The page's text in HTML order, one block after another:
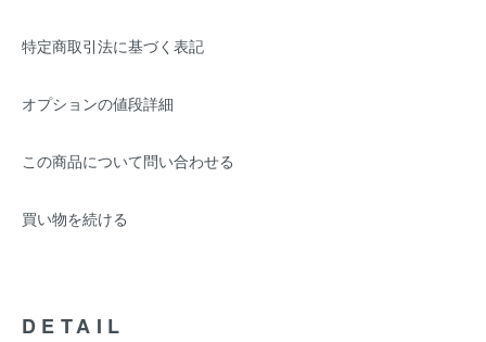
特定商取引法に基づく表記
オプションの値段詳細
この商品について問い合わせる
買い物を続ける
DETAIL